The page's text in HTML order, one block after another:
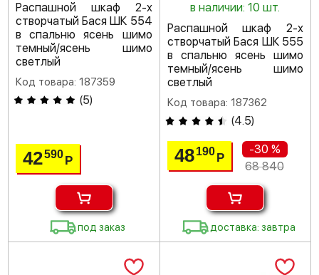
Распашной шкаф 2-х
створчатый Бася ШК 554
в спальню ясень шимо
темный/ясень шимо
светлый
Код товара: 187359
(5)
42590Р
под заказ
в наличии: 10 шт.
Распашной шкаф 2-х
створчатый Бася ШК 555
в спальню ясень шимо
темный/ясень шимо
светлый
Код товара: 187362
(4.5)
48 190 Р
-30 %
68 840
доставка: завтра